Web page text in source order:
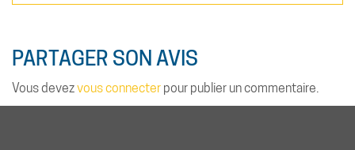
PARTAGER SON AVIS
Vous devezvous connecter pour publier un commentaire.